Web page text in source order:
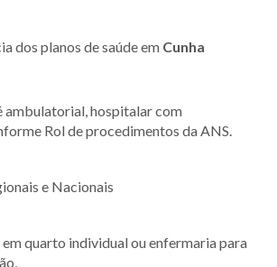
dos planos de saúde em Cunha
ambulatorial, hospitalar com
Rol de procedimentos da ANS.
e Nacionais
quarto individual ou enfermaria para